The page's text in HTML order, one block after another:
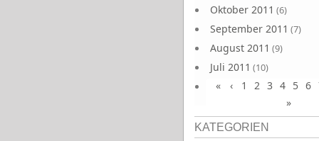
Oktober 2011 (6)
September 2011 (7)
August 2011 (9)
Juli 2011 (10)
Juni 2011(9)
« ‹ 1 2 3 4 5 6
»
KATEGORIEN